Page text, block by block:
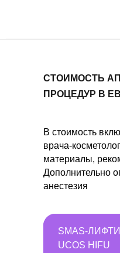
СТОИМОСТЬ
ПРОЦЕДУР В
В стоимость
врача-
материалы,
Дополнительно
анестезия
SMAS-
UCOS HIFU
SMAS-
UCOS HIFU